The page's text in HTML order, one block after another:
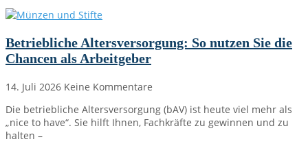
Betriebliche Altersversorgung: So nutzen Sie die
Chancen als Arbeitgeber
14. Juli 2026 Keine Kommentare
Die betriebliche Altersversorgung (bAV) ist heute viel mehr als
„nice to have“. Sie hilft Ihnen, Fachkräfte zu gewinnen und zu
halten –